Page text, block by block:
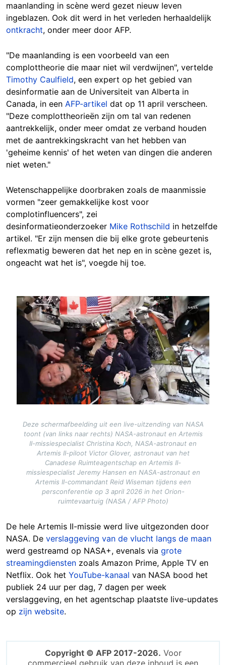
maanlanding in scène werd gezet nieuw leven
ingeblazen. Ook dit werd in het verleden herhaaldelijk
ontkracht, onder meer door AFP.
"De maanlanding is een voorbeeld van een
complottheorie die maar niet wil verdwijnen", vertelde
Timothy Caulfield, een expert op het gebied van
desinformatie aan de Universiteit van Alberta in
Canada, in een AFP-artikel dat op 11 april verscheen.
"Deze complottheorieën zijn om tal van redenen
aantrekkelijk, onder meer omdat ze verband houden
met de aantrekkingskracht van het hebben van
'geheime kennis' of het weten van dingen die anderen
niet weten."
Wetenschappelijke doorbraken zoals de maanmissie
vormen "zeer gemakkelijke kost voor
complotinfluencers", zei
desinformatieonderzoeker Mike Rothschild in hetzelfde
artikel. "Er zijn mensen die bij elke grote gebeurtenis
reflexmatig beweren dat het nep en in scène gezet is,
ongeacht wat het is", voegde hij toe.
Image
Deze schermafbeelding uit een live-uitzending van NASA
toont (van links naar rechts) NASA-astronaut en Artemis
II-missiespecialist Christina Koch, NASA-astronaut en
Artemis II-piloot Victor Glover, astronaut van het
Canadese Ruimteagentschap en Artemis II-
missiespecialist Jeremy Hansen en NASA-astronaut en
Artemis II-commandant Reid Wiseman tijdens een
persconferentie op 3 april 2026 in het Orion-
ruimtevaartuig (NASA / AFP Photo)
De hele Artemis II-missie werd live uitgezonden door
NASA. De verslaggeving van de vlucht langs de maan
werd gestreamd op NASA+, evenals via grote
streamingdiensten zoals Amazon Prime, Apple TV en
Netflix. Ook het YouTube-kanaal van NASA bood het
publiek 24 uur per dag, 7 dagen per week
verslaggeving, en het agentschap plaatste live-updates
op zijn website.
Copyright © AFP 2017-2026. Voor
commercieel gebruik van deze inhoud is een